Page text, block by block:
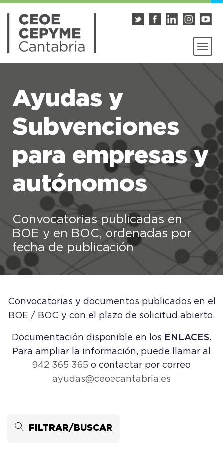
Ayudas y
Subvenciones
para empresas y
autónomos
Convocatorias publicadas en
BOE y en BOC, ordenadas por
fecha de publicación
Convocatorias y documentos publicados en el
BOE / BOC y con el plazo de solicitud abierto.
Documentación disponible en los ENLACES.
Para ampliar la información, puede llamar al
942 365 365 o contactar por correo
ayudas@ceoecantabria.es
FILTRAR/BUSCAR